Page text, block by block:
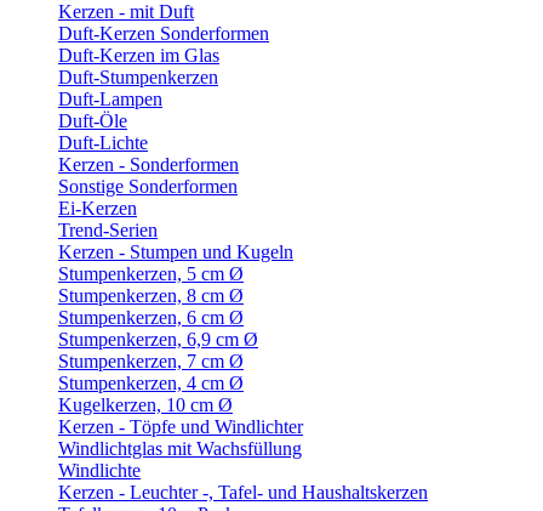
Kerzen - mit Duft
Duft-Kerzen Sonderformen
Duft-Kerzen im Glas
Duft-Stumpenkerzen
Duft-Lampen
Duft-Öle
Duft-Lichte
Kerzen - Sonderformen
Sonstige Sonderformen
Ei-Kerzen
Trend-Serien
Kerzen - Stumpen und Kugeln
Stumpenkerzen, 5 cm Ø
Stumpenkerzen, 8 cm Ø
Stumpenkerzen, 6 cm Ø
Stumpenkerzen, 6,9 cm Ø
Stumpenkerzen, 7 cm Ø
Stumpenkerzen, 4 cm Ø
Kugelkerzen, 10 cm Ø
Kerzen - Töpfe und Windlichter
Windlichtglas mit Wachsfüllung
Windlichte
Kerzen - Leuchter -, Tafel- und Haushaltskerzen